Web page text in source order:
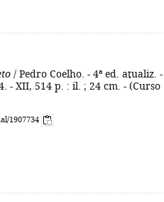
/ Pedro Coelho. - 4ª ed. atualiz. -
- XII, 514 p. : il. ; 24 cm. - (Curso
1907734